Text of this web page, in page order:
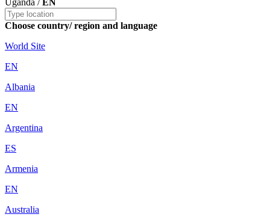
Uganda /EN
Choose country/ region and language
World Site
EN
Albania
EN
Argentina
ES
Armenia
EN
Australia